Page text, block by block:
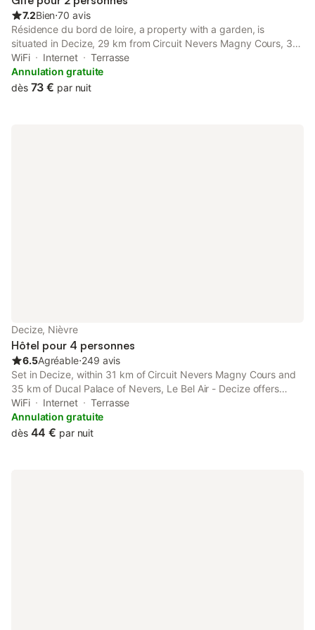
7.2Bien⋅70 avis
Résidence du bord de loire, a property with a garden, is
situated in Decize, 29 km from Circuit Nevers Magny Cours, 33
km from Moulins Cathedral, as well as 34 km from Moulins-sur-
Allier Train Station.
WiFi Internet
Terrasse
Annulation gratuite
dès 73 € par nuit
Decize, Nièvre
Hôtel pour 4 personnes
6.5Agréable⋅249 avis
Set in Decize, within 31 km of Circuit Nevers Magny Cours and
35 km of Ducal Palace of Nevers, Le Bel Air - Decize offers
accommodation with a terrace and free WiFi as well as free
private parking for guests who drive.
WiFi Internet
Terrasse
Annulation gratuite
dès 44 € par nuit